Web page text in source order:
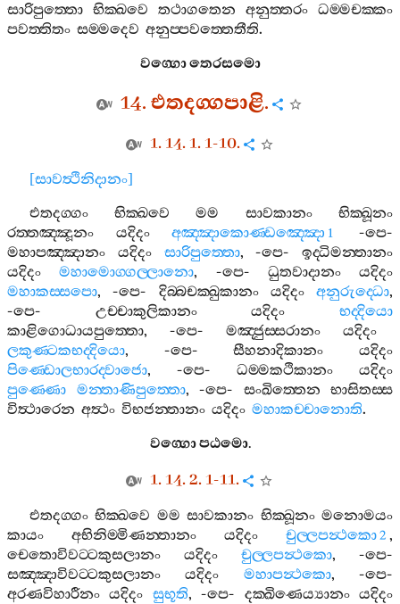
සාරිපුත‍්තො භික‍්ඛවෙ තථාගතෙන අනුත‍්තරං ධම‍්මචක‍්කං
පවත‍්තිතං සම‍්මදෙව අනුප‍්පවත‍්තෙතීති.
වග‍්ගොතෙරසමො
14.එතදග‍්ගපාළි.
1. 14. 1. 1-10.
[සාවත්‍ථිනිදානං]
එතදග‍්ගං
භික‍්ඛවෙ මම සාවකානං
භික‍්ඛූනං
රත‍්තඤ‍්ඤූනං
යදිදං අඤ‍්ඤාකොණ‍්ඩඤ‍්ඤො 1 -පෙ-
මහාපඤ‍්ඤානං
යදිදං සාරිපුත‍්තො, -පෙ- ඉද‍්ධිමන‍්තානං
යදිදං
මහාමොග‍්ගල‍්ලානො, -පෙ- ධුතවාදානං
යදිදං
මහාකස‍්සපො, -පෙ- දිබ‍්බචක‍්ඛුකානං යදිදං අනුරුද‍්ධො,
-පෙ- උච‍්චාකුලිකානං යදිදං
භද‍්දියො
කාළිගොධායපුත‍්තො, -පෙ- මඤ‍්ජුස‍්සරානං
යදිදං
ලකුණ‍්ටකභද‍්දියො, -පෙ-සීහනාදිකානං
යදිදං
පිණ‍්ඩොලභාරද‍්වාජො, -පෙ- ධම‍්මකථිකානං
යදිදං
පුණ‍්ණො
මන‍්තාණිපුත‍්තො, -පෙ- සංඛිත‍්තෙන
භාසිතස‍්ස
විත්‍ථාරෙන අත්‍ථං විභජන‍්තානං යදිදං මහාකච‍්චානොති.
වග‍්ගොපඨමො.
1. 14. 2. 1-11.
එතදග‍්ගං භික‍්ඛවෙ මම සාවකානං භික‍්ඛූනං මනොමයං
කායං
අභිනිම‍්මිණන‍්තානං යදිදං චුල‍්ලපන්‍ථකො2 ,
චෙතොවිවට‍්ටකුසලානං
යදිදං චුල‍්ලපන්‍ථකො, -පෙ-
සඤ‍්ඤාවිවට‍්ටකුසලානං
යදිදං මහාපන්‍ථකො, -පෙ-
අරණවිහාරීනං යදිදං සුභූති, -පෙ- දක‍්ඛිණෙය්‍යානං යදිදං